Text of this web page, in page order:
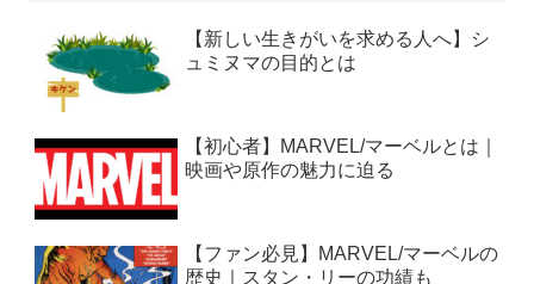
【新しい生きがいを求める人へ】シ
ュミヌマの目的とは
【初心者】MARVEL/マーベルとは｜
映画や原作の魅力に迫る
【ファン必見】MARVEL/マーベルの
歴史｜スタン・リーの功績も